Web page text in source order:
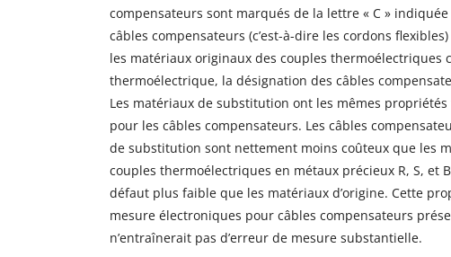
compensateurs sont marqués de la lettre « C »
câbles compensateurs (c’est-à-dire les cordons
les matériaux originaux des couples
thermoélectrique, la désignation des câbles
Les matériaux de substitution ont les mêmes
pour les câbles compensateurs. Les câbles
de substitution sont nettement moins coûteux que les
couples thermoélectriques en métaux précieux R, S,
défaut plus faible que les matériaux d’origine. Cette
mesure électroniques pour câbles compensateurs
n’entraînerait pas d’erreur de mesure substantielle.